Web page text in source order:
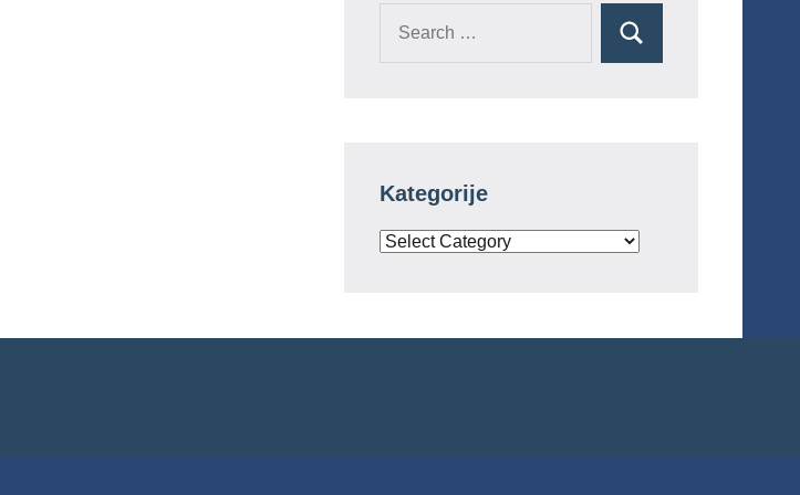
Search
Kategorije
Kategorije